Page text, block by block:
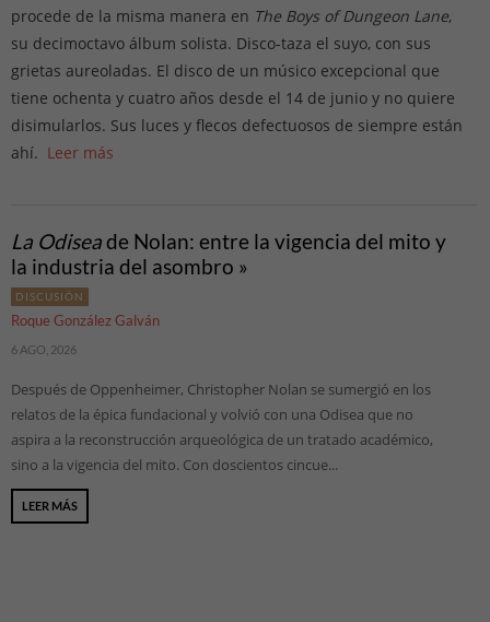
procede de la misma manera en The Boys of Dungeon Lane,
su decimoctavo álbum solista. Disco-taza el suyo, con sus
grietas aureoladas. El disco de un músico excepcional que
tiene ochenta y cuatro años desde el 14 de junio y no quiere
disimularlos. Sus luces y flecos defectuosos de siempre están
ahí. Leer más
La Odiseade Nolan: entre la vigencia del mito y
la industria del asombro »
DISCUSIÓN
Roque González Galván
6 AGO, 2026
Después de Oppenheimer, Christopher Nolan se sumergió en los
relatos de la épica fundacional y volvió con una Odisea que no
aspira a la reconstrucción arqueológica de un tratado académico,
sino a la vigencia del mito. Con doscientos cincue...
LEER MÁS